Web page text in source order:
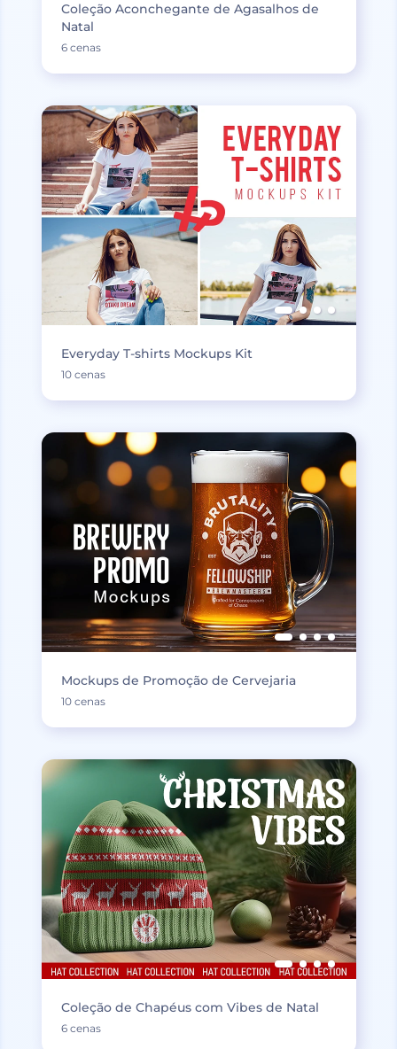
Coleção Aconchegante de Agasalhos de
Natal
6 cenas
Everyday T-shirts Mockups Kit
10 cenas
Mockups de Promoção de Cervejaria
10 cenas
Coleção de Chapéus com Vibes de Natal
6 cenas